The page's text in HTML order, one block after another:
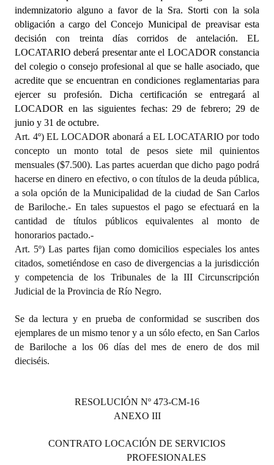
indemnizatorio alguno a favor de la Sra. Storti con la sola
obligación a cargo del Concejo Municipal de preavisar esta
decisión con treinta días corridos de antelación. EL
LOCATARIO deberá presentar ante el LOCADOR constancia
del colegio o consejo profesional al que se halle asociado, que
acredite que se encuentran en condiciones reglamentarias para
ejercer su profesión. Dicha certificación se entregará al
LOCADOR en las siguientes fechas: 29 de febrero; 29 de
junio y 31 de octubre.
Art. 4º) EL LOCADOR abonará a EL LOCATARIO por todo
concepto un monto total de pesos siete mil quinientos
mensuales ($7.500). Las partes acuerdan que dicho pago podrá
hacerse en dinero en efectivo, o con títulos de la deuda pública,
a sola opción de la Municipalidad de la ciudad de San Carlos
de Bariloche.- En tales supuestos el pago se efectuará en la
cantidad de títulos públicos equivalentes al monto de
honorarios pactado.-
Art. 5º) Las partes fijan como domicilios especiales los antes
citados, sometiéndose en caso de divergencias a la jurisdicción
y competencia de los Tribunales de la III Circunscripción
Judicial de la Provincia de Río Negro.
Se da lectura y en prueba de conformidad se suscriben dos
ejemplares de un mismo tenor y a un sólo efecto, en San Carlos
de Bariloche a los 06 días del mes de enero de dos mil
dieciséis.
RESOLUCIÓN Nº 473-CM-16
ANEXO III
CONTRATO LOCACIÓN DE SERVICIOS
PROFESIONALES